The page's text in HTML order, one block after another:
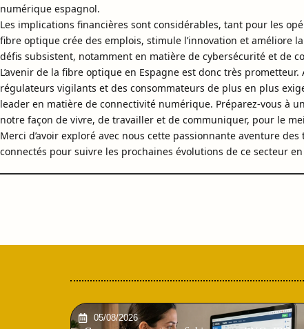
numérique espagnol.
Les implications financières sont considérables, tant pour les
fibre optique crée des emplois, stimule l’innovation et améliore
défis subsistent, notamment en matière de cybersécurité et de
L’avenir de la fibre optique en Espagne est donc très
régulateurs vigilants et des consommateurs de plus en plus
leader en matière de connectivité numérique. Préparez-vous à
notre façon de vivre, de travailler et de communiquer, pour le
Merci d’avoir exploré avec nous cette passionnante aventure
connectés pour suivre les prochaines évolutions de ce secteur
05/08/2026